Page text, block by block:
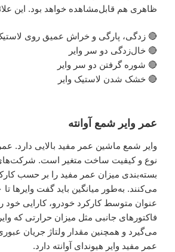
ظاهری هم قابل‌مشاهده خواهد بود. این
🔴 زدگی، پارگی و خراش عمیق روی لاستیک
🔴 خال‌زدگی دو سر وایر
🔴 شوره گرفتن دو سر وایر
🔴 خشک شدن لاستیک وایر
عمر وایر شمع آوانته
وایر شمع ماشین عمر مفید بالایی دارد.
نوع و کیفیت ساخت متغیر است.
بسته‌بندی میزان عمر مفید را بر حسب
عنوان متوسط کارکرد خودرو، کارایی خود
فاکتورهای جانبی مثل میزان حرارتی که
می‌گیرد و همچنین مقدار ولتاژ جریان
عمر مفید وایر هیوندای آوانته دارد.